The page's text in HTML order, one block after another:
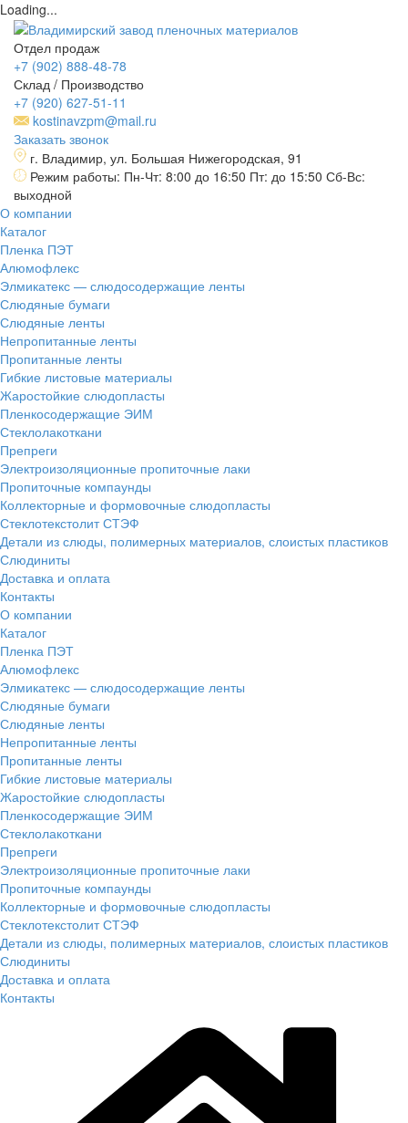
Loading...
Отдел продаж
+7 (902) 888-48-78
Склад / Производство
+7 (920) 627-51-11
kostinavzpm@mail.ru
Заказать звонок
г. Владимир, ул. Большая Нижегородская, 91
Режим работы: Пн-Чт: 8:00 до 16:50 Пт: до 15:50 Сб-Вс:
выходной
О компании
Каталог
Пленка ПЭТ
Алюмофлекс
Элмикатекс — слюдосодержащие ленты
Слюдяные бумаги
Слюдяные ленты
Непропитанные ленты
Пропитанные ленты
Гибкие листовые материалы
Жаростойкие слюдопласты
Пленкосодержащие ЭИМ
Стеклолакоткани
Препреги
Электроизоляционные пропиточные лаки
Пропиточные компаунды
Коллекторные и формовочные слюдопласты
Стеклотекстолит СТЭФ
Детали из слюды, полимерных материалов, слоистых пластиков
Слюдиниты
Доставка и оплата
Контакты
О компании
Каталог
Пленка ПЭТ
Алюмофлекс
Элмикатекс — слюдосодержащие ленты
Слюдяные бумаги
Слюдяные ленты
Непропитанные ленты
Пропитанные ленты
Гибкие листовые материалы
Жаростойкие слюдопласты
Пленкосодержащие ЭИМ
Стеклолакоткани
Препреги
Электроизоляционные пропиточные лаки
Пропиточные компаунды
Коллекторные и формовочные слюдопласты
Стеклотекстолит СТЭФ
Детали из слюды, полимерных материалов, слоистых пластиков
Слюдиниты
Доставка и оплата
Контакты